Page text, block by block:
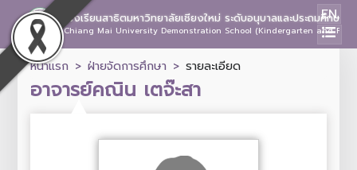
โรงเรียนสาธิตมหาวิทยาลัยเชียงใหม่ ระดับอนุบาลและประถมศึกษา
Chiang Mai University Demonstration School (Kindergarten and
EN
หน้าแรก ฝ่ายจัดการศึกษา รายละเอียด
อาจารย์คณิน เตจ๊ะสา